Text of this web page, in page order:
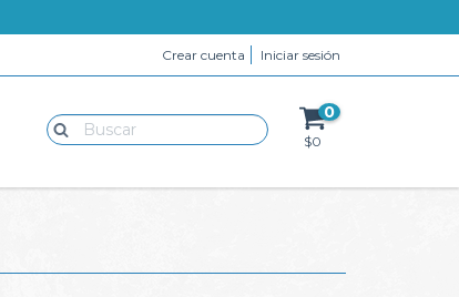
Crear cuenta Iniciar sesión
0
$0